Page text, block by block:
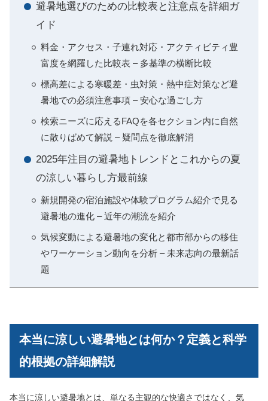
避暑地選びのための比較表と注意点を詳細ガ
イド
料金・アクセス・子連れ対応・アクティビティ豊
富度を網羅した比較表 – 多基準の横断比較
標高差による寒暖差・虫対策・熱中症対策など避
暑地での必須注意事項 – 安心な過ごし方
検索ニーズに応えるFAQを各セクション内に自然
に散りばめて解説 – 疑問点を徹底解消
2025年注目の避暑地トレンドとこれからの夏
の涼しい暮らし方最前線
新規開発の宿泊施設や体験プログラム紹介で見る
避暑地の進化 – 近年の潮流を紹介
気候変動による避暑地の変化と都市部からの移住
やワーケーション動向を分析 – 未来志向の最新話
題
本当に涼しい避暑地とは何か？定義と科学
的根拠の詳細解説
本当に涼しい避暑地とは、単なる主観的な快適さではなく、気